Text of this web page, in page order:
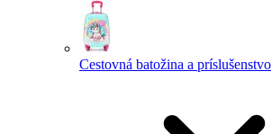
Cestovná batožina a príslušenstvo